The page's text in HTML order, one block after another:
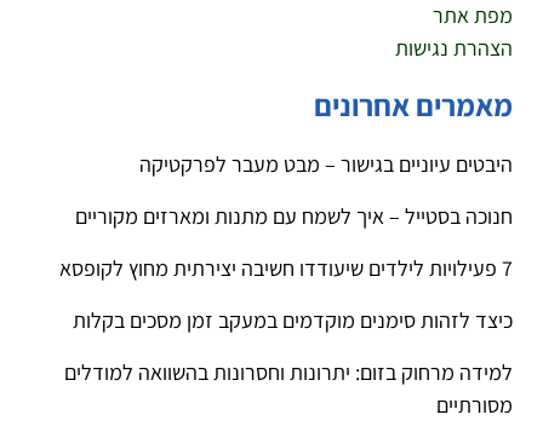
מפת אתר
הצהרת נגישות
מאמרים אחרונים
היבטים עיוניים בגישור – מבט מעבר לפרקטיקה
חנוכה בסטייל – איך לשמח עם מתנות ומארזים מקוריים
7 פעילויות לילדים שיעודדו חשיבה יצירתית מחוץ לקופסא
כיצד לזהות סימנים מוקדמים במעקב זמן מסכים בקלות
למידה מרחוק בזום: יתרונות וחסרונות בהשוואה למודלים
מסורתיים